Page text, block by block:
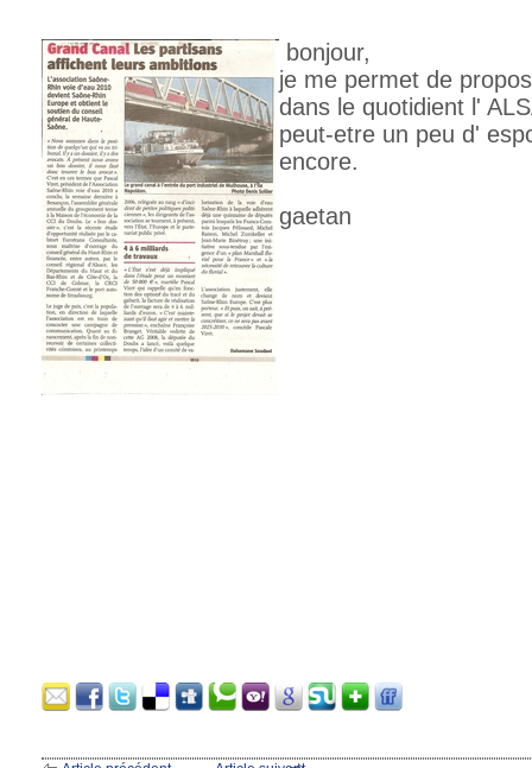
bonjour,
je me permet de
dans le quotidient l'
peut-etre un peu d'
encore.
gaetan